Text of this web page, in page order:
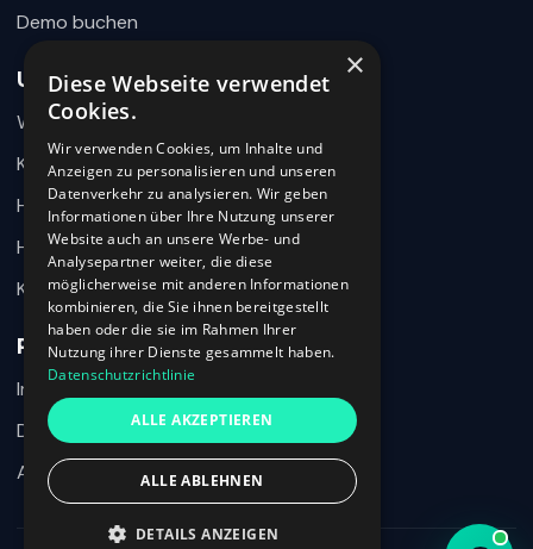
Demo buchen
Unternehmen
Warum 360HR
Kontakt
Hilfecenter
HR-Wissen
Karriere
Rechtliches
Impressum
Datenschutz
AGB
Wie können wir helfen?
hier im Chat zurück.
Ich habe den Datenschutzhinweis verstanden und möchte meine
Nachricht an 360HR übermitteln.
×
Diese Webseite verwendet
Cookies.
Wir verwenden Cookies, um Inhalte und
Anzeigen zu personalisieren und unseren
Datenverkehr zu analysieren. Wir geben
Informationen über Ihre Nutzung unserer
Website auch an unsere Werbe- und
Analysepartner weiter, die diese
möglicherweise mit anderen Informationen
kombinieren, die Sie ihnen bereitgestellt
haben oder die sie im Rahmen Ihrer
Nutzung ihrer Dienste gesammelt haben.
Datenschutzrichtlinie
ALLE AKZEPTIEREN
ALLE ABLEHNEN
DETAILS ANZEIGEN